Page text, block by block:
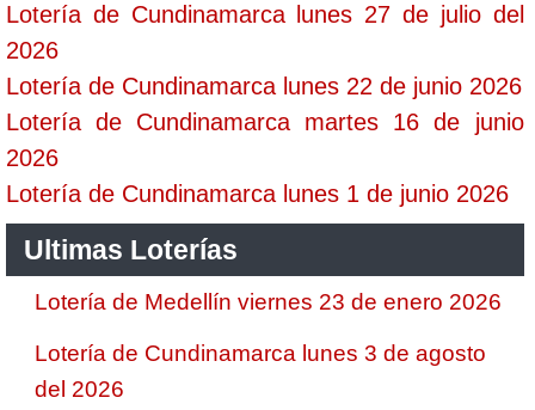
Lotería de Cundinamarca lunes 27 de julio del
2026
Lotería de Cundinamarca lunes 22 de junio 2026
Lotería de Cundinamarca martes 16 de junio
2026
Lotería de Cundinamarca lunes 1 de junio 2026
Ultimas Loterías
Lotería de Medellín viernes 23 de enero 2026
Lotería de Cundinamarca lunes 3 de agosto
del 2026